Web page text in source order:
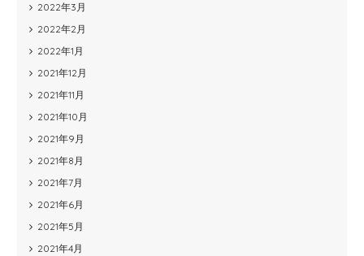
2022年3月
2022年2月
2022年1月
2021年12月
2021年11月
2021年10月
2021年9月
2021年8月
2021年7月
2021年6月
2021年5月
2021年4月